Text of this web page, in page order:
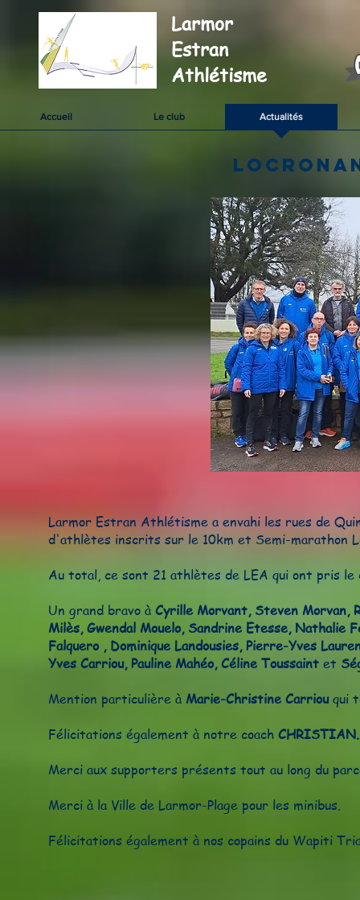
Larmor
Estran
Athlétisme
Larmor Estran Athlétisme a envahi les rues de
d'athlètes inscrits sur le 10km et Semi-marathon
Au total, ce sont 21 athlètes de LEA qui ont pris le
Un grand bravo à Cyrille Morvant, Steven Morvan,
Milès, Gwendal Mouelo, Sandrine Etesse, Nathalie
Falquero , Dominique Landousies, Pierre-Yves
Yves Carriou, Pauline Mahéo, Céline Toussaint et
Mention particulière à Marie-Christine Carriouqui
Félicitations également à notre coach CHRISTIAN.
Merci aux supporters présents tout au long du
Merci à la Ville de Larmor-Plage pour les minibus.
Félicitations également à nos copains du Wapiti
Accueil Le club Actualités